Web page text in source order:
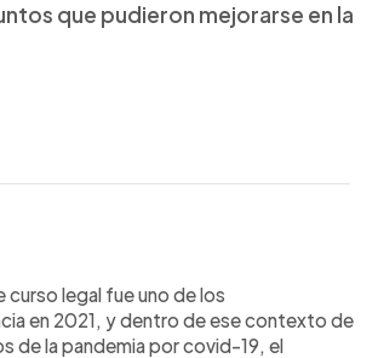
que pudieron mejorarse en la
legal fue uno de los
en 2021, y dentro de ese contexto de
de la pandemia por covid-19, el